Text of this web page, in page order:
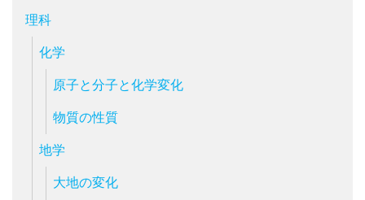
理科
化学
原子と分子と化学変化
物質の性質
地学
大地の変化